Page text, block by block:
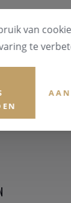
van
te